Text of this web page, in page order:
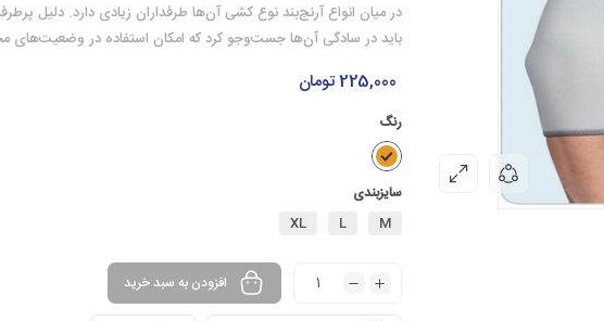
در میان انواع آرنج‌بند نوع کشی آن‌ها طرفداران زیادی دارد. دلیل
باید در سادگی آن‌ها جست‌وجو کرد که امکان استفاده در وضعیت‌های
225,000تومان
رنگ
سایزبندی
M
L
XL
افزودن به سبد خرید